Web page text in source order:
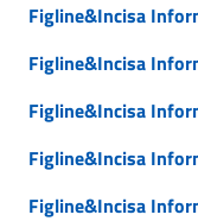
Figline&Incisa
Figline&Incisa
Figline&Incisa
Figline&Incisa
Figline&Incisa